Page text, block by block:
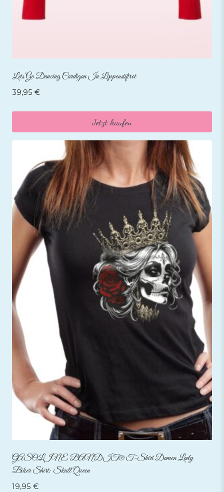
Lets Go Dancing Cardigan In Lippenstiftrot
39,95 €
Jetzt kaufen
GASOLINE BANDIT® T-Shirt Damen Lady
Biker Shirt: Skull Queen
19,95 €